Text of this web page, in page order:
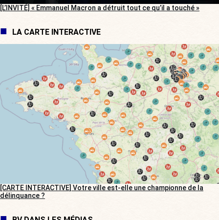
[L’INVITÉ] « Emmanuel Macron a détruit tout ce qu’il a touché »
LA CARTE INTERACTIVE
[CARTE INTERACTIVE] Votre ville est-elle une championne de la
délinquance ?